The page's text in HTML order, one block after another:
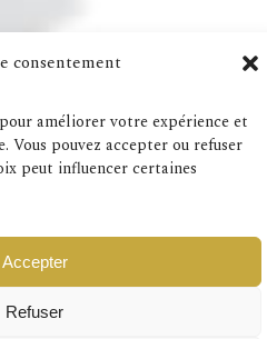
consentement
améliorer votre expérience et
Vous pouvez accepter ou refuser
peut influencer certaines
Accepter
Refuser